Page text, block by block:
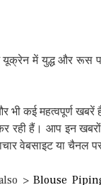
यूक्रेन में युद्ध और रूस
भी कई महत्वपूर्ण
रही हैं। आप इन
वेबसाइट या चैनल
>Blouse